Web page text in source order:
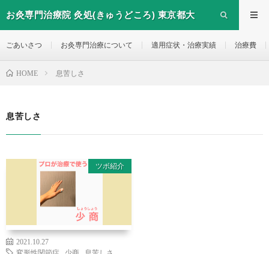
お灸専門治療院 灸処(きゅうどころ) 東京都大
ごあいさつ お灸専門治療について 適用症状・治療実績 治療費
HOME 息苦しさ
息苦しさ
ツボ紹介
2021.10.27
変形性関節症
少商 息苦しさ